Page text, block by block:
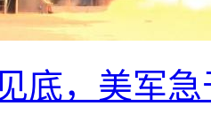
底，美军